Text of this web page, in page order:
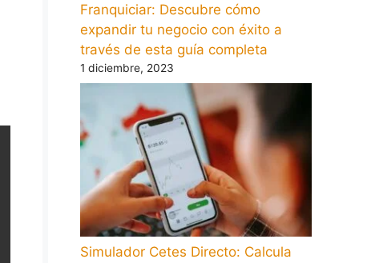
Franquiciar: Descubre cómo
expandir tu negocio con éxito a
través de esta guía completa
1 diciembre, 2023
Simulador Cetes Directo: Calcula